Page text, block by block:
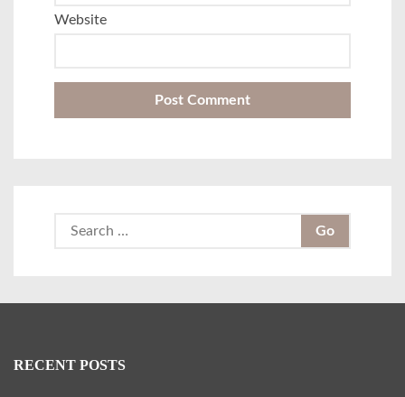
Website
r
h
RECENT POSTS